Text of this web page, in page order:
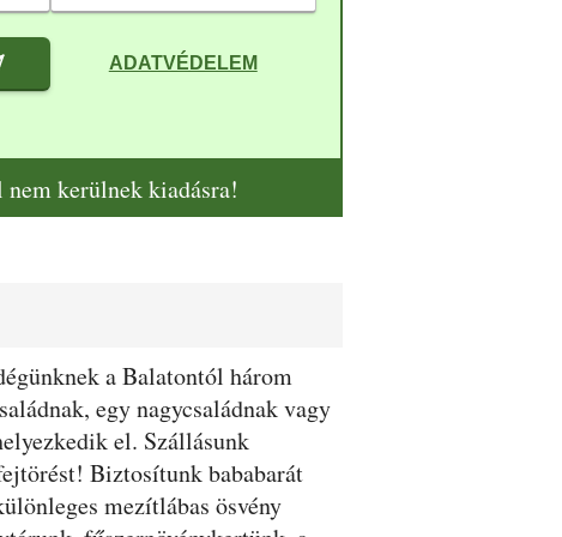
kerülnek kiadásra!
ADATVÉDELEM
a Balatontól három
egy nagycsaládnak vagy
el. Szállásunk
Biztosítunk bababarát
mezítlábas ösvény